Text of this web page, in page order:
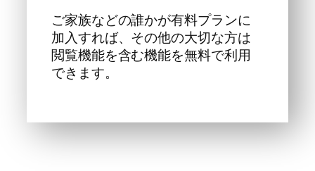
ご家族などの誰かが有料プランに
加入すれば、その他の大切な方は
閲覧機能を含む機能を無料で利用
できます。